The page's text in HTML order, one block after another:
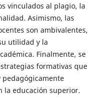
vinculados al plagio, la
Asimismo, las
son ambivalentes,
utilidad y la
Finalmente, se
formativas que
pedagógicamente
la educación superior.